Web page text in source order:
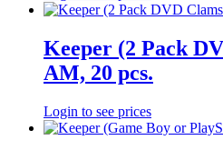
Keeper (2 Pack
AM, 20 pcs.
Login to see prices